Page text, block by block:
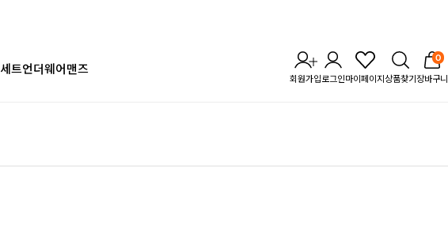
세트언더웨어맨즈
회원가입로그인마이페이지 상품찾기
0
장바구니